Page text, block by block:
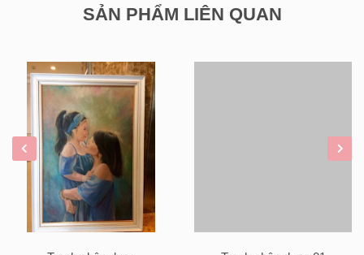
SẢN PHẨM LIÊN QUAN